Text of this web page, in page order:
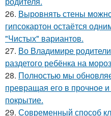
26. Выровнять стены
гипсокартон остаётся
"Чистых" вариантов.
27. Во Владимире
раздетого ребёнка на
28. Полностью мы
превращая его в прочное
покрытие.
29. Современный способ